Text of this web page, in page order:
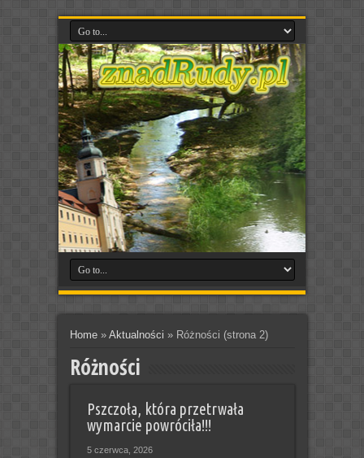
Home» Aktualności » Różności (strona 2)
Różności
Pszczoła, która przetrwała
wymarcie powróciła!!!
5 czerwca, 2026